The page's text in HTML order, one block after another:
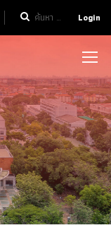
Login